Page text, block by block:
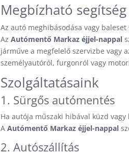
Megbízható
Az autó meghibásodása vagy
AzAutómentő Markaz éjjel-nappal
járműve a megfelelő szervizbe vagy
személyautóról, furgonról vagy
Szolgáltatásaink
1. Sürgős autómentés
Ha autója műszaki hibával küzd
AAutómentő Markaz éjjel-nappal
2. Autószállítás